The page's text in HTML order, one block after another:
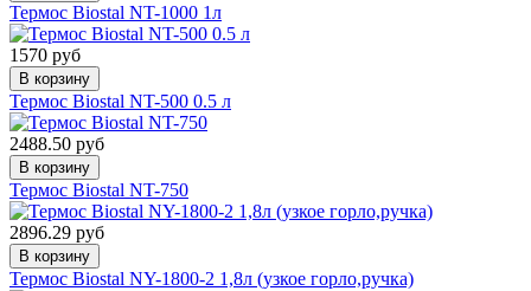
Термос Biostal NT-1000 1л
1570 руб
В корзину
Термос Biostal NT-500 0.5 л
2488.50 руб
В корзину
Термос Biostal NT-750
2896.29 руб
В корзину
Термос Biostal NY-1800-2 1,8л (узкое горло,ручка)